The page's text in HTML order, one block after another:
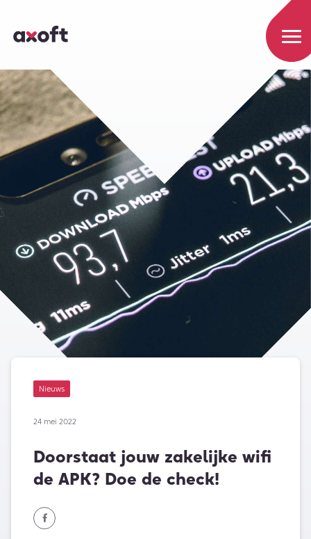
Nieuws
24 mei 2022
Doorstaat jouw zakelijke wifi
de APK? Doe de check!